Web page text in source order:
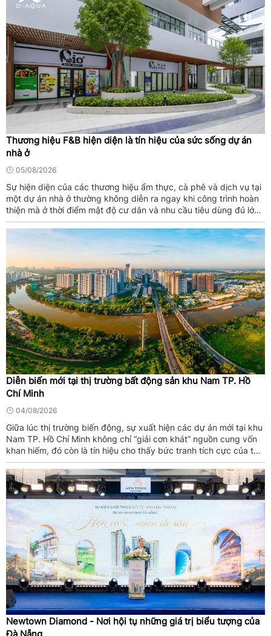
Thương hiệu F&B hiện diện là tín hiệu của sức sống dự án
nhà ở
05/08/2026
Sự hiện diện của các thương hiệu ẩm thực, cà phê và dịch vụ tại
một dự án nhà ở thường không diễn ra ngay khi công trình hoàn
thiện mà ở thời điểm mật độ cư dân và nhu cầu tiêu dùng đủ lớn,
nhịp sống đã hình thành. Tại D-Aqua, quá trình bàn giao và ...
Diễn biến mới tại thị trường bất động sản khu Nam TP. Hồ
Chí Minh
04/08/2026
Giữa lúc thị trường biến động, sự xuất hiện các dự án mới tại khu
Nam TP. Hồ Chí Minh không chỉ “giải cơn khát” nguồn cung vốn
khan hiếm, đó còn là tín hiệu cho thấy bức tranh tích cực của thị
trường khu vực nửa cuối năm 2026.
Newtown Diamond - Nơi hội tụ những giá trị biểu tượng của